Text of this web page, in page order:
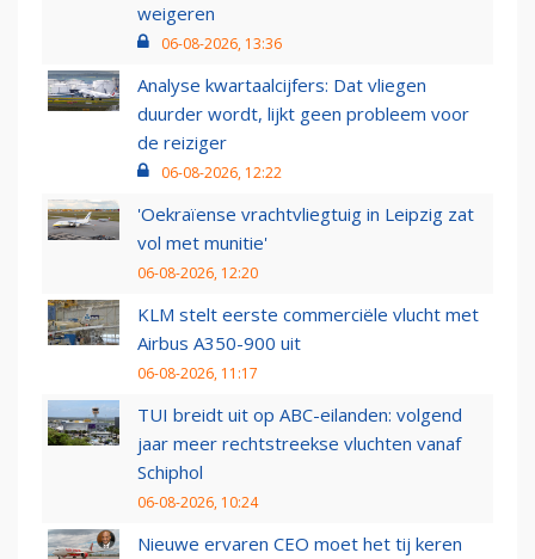
weigeren
06-08-2026, 13:36
Analyse kwartaalcijfers: Dat vliegen
duurder wordt, lijkt geen probleem voor
de reiziger
06-08-2026, 12:22
'Oekraïense vrachtvliegtuig in Leipzig zat
vol met munitie'
06-08-2026, 12:20
KLM stelt eerste commerciële vlucht met
Airbus A350-900 uit
06-08-2026, 11:17
TUI breidt uit op ABC-eilanden: volgend
jaar meer rechtstreekse vluchten vanaf
Schiphol
06-08-2026, 10:24
Nieuwe ervaren CEO moet het tij keren